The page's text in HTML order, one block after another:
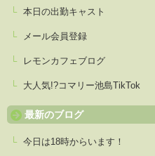
本日の出勤キャスト
メール会員登録
レモンカフェブログ
大人気!?コマリー池島TikTok
最新のブログ
今日は18時からいます！